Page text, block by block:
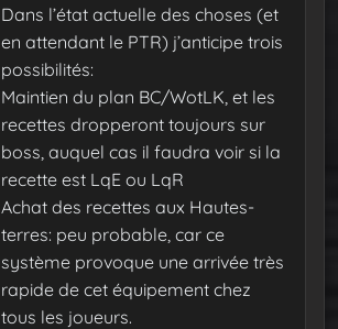
Dans l’état actuelle des choses (et
en attendant le PTR) j’anticipe trois
possibilités:
Maintien du plan BC/WotLK, et les
recettes dropperont toujours sur
boss, auquel cas il faudra voir si la
recette est LqE ou LqR
Achat des recettes aux Hautes-
terres: peu probable, car ce
système provoque une arrivée très
rapide de cet équipement chez
tous les joueurs.